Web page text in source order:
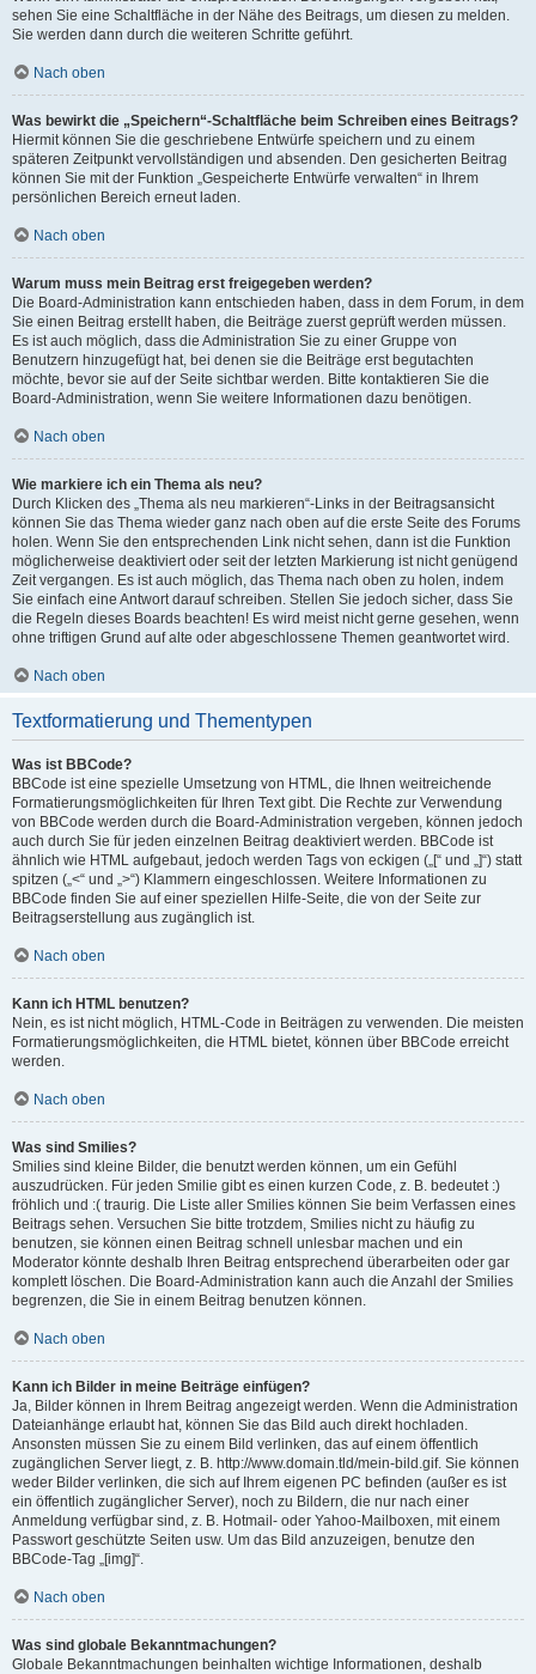
sehen Sie eine Schaltfläche in der Nähe des Beitrags, um diesen zu melden.
Sie werden dann durch die weiteren Schritte geführt.
Nach oben
Was bewirkt die „Speichern“-Schaltfläche beim Schreiben eines Beitrags?
Hiermit können Sie die geschriebene Entwürfe speichern und zu einem
späteren Zeitpunkt vervollständigen und absenden. Den gesicherten Beitrag
können Sie mit der Funktion „Gespeicherte Entwürfe verwalten“ in Ihrem
persönlichen Bereich erneut laden.
Nach oben
Warum muss mein Beitrag erst freigegeben werden?
Die Board-Administration kann entschieden haben, dass in dem Forum, in dem
Sie einen Beitrag erstellt haben, die Beiträge zuerst geprüft werden müssen.
Es ist auch möglich, dass die Administration Sie zu einer Gruppe von
Benutzern hinzugefügt hat, bei denen sie die Beiträge erst begutachten
möchte, bevor sie auf der Seite sichtbar werden. Bitte kontaktieren Sie die
Board-Administration, wenn Sie weitere Informationen dazu benötigen.
Nach oben
Wie markiere ich ein Thema als neu?
Durch Klicken des „Thema als neu markieren“-Links in der Beitragsansicht
können Sie das Thema wieder ganz nach oben auf die erste Seite des Forums
holen. Wenn Sie den entsprechenden Link nicht sehen, dann ist die Funktion
möglicherweise deaktiviert oder seit der letzten Markierung ist nicht genügend
Zeit vergangen. Es ist auch möglich, das Thema nach oben zu holen, indem
Sie einfach eine Antwort darauf schreiben. Stellen Sie jedoch sicher, dass Sie
die Regeln dieses Boards beachten! Es wird meist nicht gerne gesehen, wenn
ohne triftigen Grund auf alte oder abgeschlossene Themen geantwortet wird.
Nach oben
Textformatierung und Thementypen
Was ist BBCode?
BBCode ist eine spezielle Umsetzung von HTML, die Ihnen weitreichende
Formatierungsmöglichkeiten für Ihren Text gibt. Die Rechte zur Verwendung
von BBCode werden durch die Board-Administration vergeben, können jedoch
auch durch Sie für jeden einzelnen Beitrag deaktiviert werden. BBCode ist
ähnlich wie HTML aufgebaut, jedoch werden Tags von eckigen („[“ und „]“) statt
spitzen („<“ und „>“) Klammern eingeschlossen. Weitere Informationen zu
BBCode finden Sie auf einer speziellen Hilfe-Seite, die von der Seite zur
Beitragserstellung aus zugänglich ist.
Nach oben
Kann ich HTML benutzen?
Nein, es ist nicht möglich, HTML-Code in Beiträgen zu verwenden. Die meisten
Formatierungsmöglichkeiten, die HTML bietet, können über BBCode erreicht
werden.
Nach oben
Was sind Smilies?
Smilies sind kleine Bilder, die benutzt werden können, um ein Gefühl
auszudrücken. Für jeden Smilie gibt es einen kurzen Code, z. B. bedeutet :)
fröhlich und :( traurig. Die Liste aller Smilies können Sie beim Verfassen eines
Beitrags sehen. Versuchen Sie bitte trotzdem, Smilies nicht zu häufig zu
benutzen, sie können einen Beitrag schnell unlesbar machen und ein
Moderator könnte deshalb Ihren Beitrag entsprechend überarbeiten oder gar
komplett löschen. Die Board-Administration kann auch die Anzahl der Smilies
begrenzen, die Sie in einem Beitrag benutzen können.
Nach oben
Kann ich Bilder in meine Beiträge einfügen?
Ja, Bilder können in Ihrem Beitrag angezeigt werden. Wenn die Administration
Dateianhänge erlaubt hat, können Sie das Bild auch direkt hochladen.
Ansonsten müssen Sie zu einem Bild verlinken, das auf einem öffentlich
zugänglichen Server liegt, z. B. http://www.domain.tld/mein-bild.gif. Sie können
weder Bilder verlinken, die sich auf Ihrem eigenen PC befinden (außer es ist
ein öffentlich zugänglicher Server), noch zu Bildern, die nur nach einer
Anmeldung verfügbar sind, z. B. Hotmail- oder Yahoo-Mailboxen, mit einem
Passwort geschützte Seiten usw. Um das Bild anzuzeigen, benutze den
BBCode-Tag „[img]“.
Nach oben
Was sind globale Bekanntmachungen?
Globale Bekanntmachungen beinhalten wichtige Informationen, deshalb